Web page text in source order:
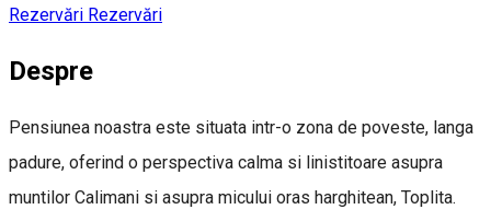
Rezervări Rezervări
Despre
Pensiunea noastra este situata intr-o zona de poveste, langa
padure, oferind o perspectiva calma si linistitoare asupra
muntilor Calimani si asupra micului oras harghitean, Toplita.